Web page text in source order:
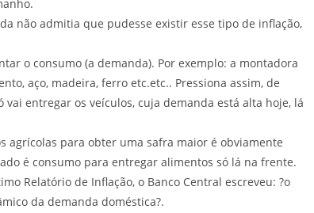
não admitia que pudesse existir esse tipo de inflação,
o consumo (a demanda). Por exemplo: a montadora
aço, madeira, ferro etc.etc.. Pressiona assim, de
entregar os veículos, cuja demanda está alta hoje, lá
agrícolas para obter uma safra maior é obviamente
é consumo para entregar alimentos só lá na frente.
Relatório de Inflação, o Banco Central escreveu: ?o
da demanda doméstica?.